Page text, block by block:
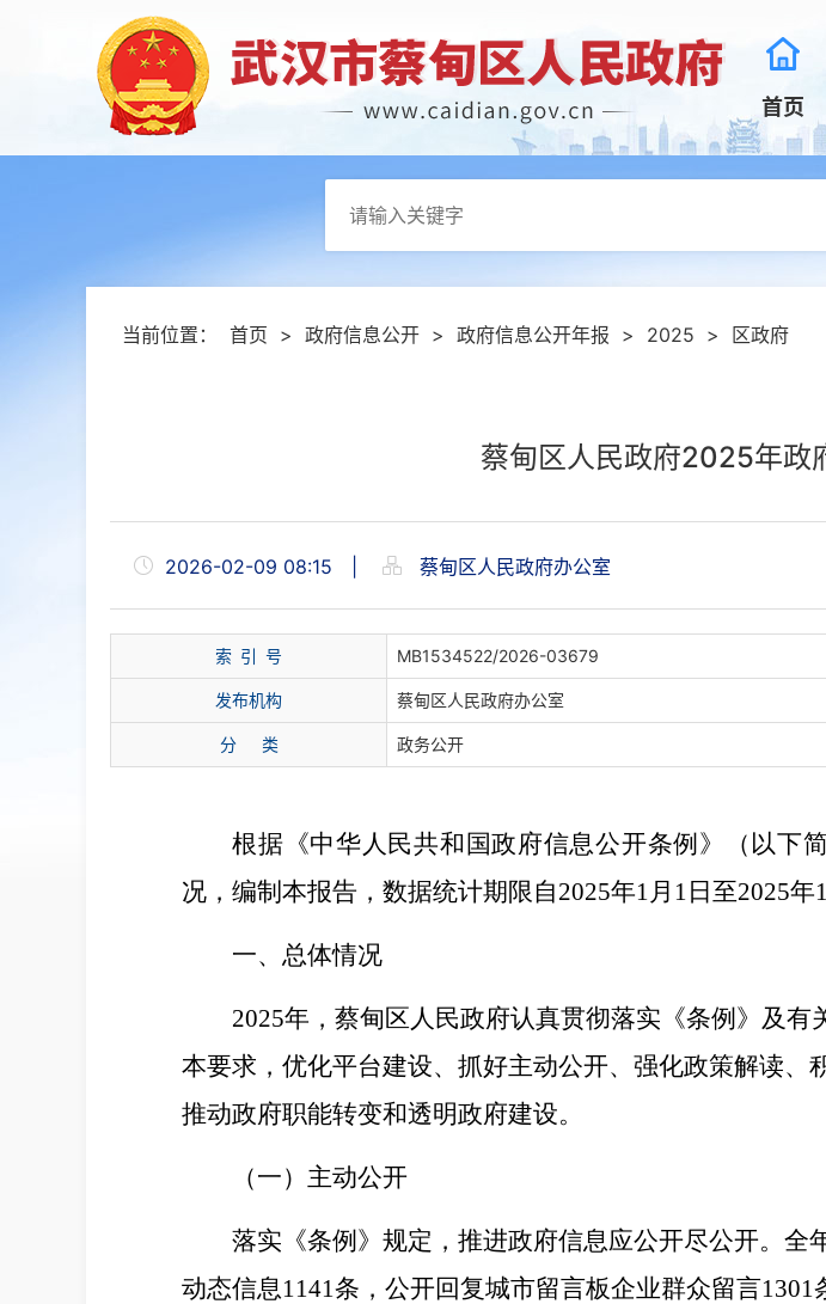
首页
当前位置： 首页 > 政府信息公开 > 政府信息公开年报 > 2025 > 区政府
蔡甸区人民政府2025年政
2026-02-09 08:15 蔡甸区人民政府办公室
索 引 号 MB1534522/2026-03679
发布机构 蔡甸区人民政府办公室
分 类 政务公开
根据《中华人民共和国政府信息公开条例》（以下
况，编制本报告， 数据统计期限自2025年1 月 1 日至2025年
一、总体情况
2025年，蔡甸区人民政府认真贯彻落实《条例》及
本要求，优化平台建设、抓好主动公开、强化政策解读、
推动政府职能转变和透明政府建设。
（一） 主动公开
落实《条例》规定，推进政府信息应公开尽公开。全
动态信息1141条 ，公开回复城市留言板企业群众留言1301